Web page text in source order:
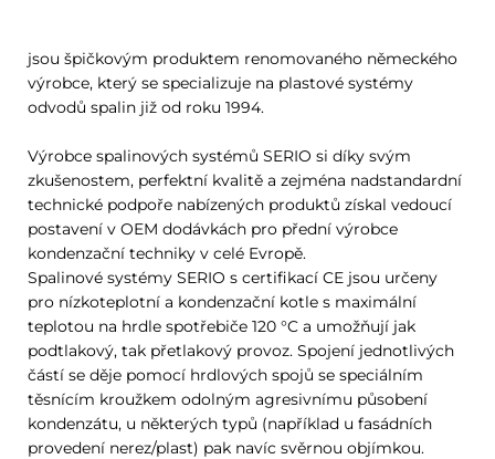
jsou špičkovým produktem renomovaného německého
výrobce, který se specializuje na plastové systémy
odvodů spalin již od roku 1994.
Výrobce spalinových systémů SERIO si díky svým
zkušenostem, perfektní kvalitě a zejména nadstandardní
technické podpoře nabízených produktů získal vedoucí
postavení v OEM dodávkách pro přední výrobce
kondenzační techniky v celé Evropě.
Spalinové systémy SERIO s certifikací CE jsou určeny
pro nízkoteplotní a kondenzační kotle s maximální
teplotou na hrdle spotřebiče 120 °C a umožňují jak
podtlakový, tak přetlakový provoz. Spojení jednotlivých
částí se děje pomocí hrdlových spojů se speciálním
těsnícím kroužkem odolným agresivnímu působení
kondenzátu, u některých typů (například u fasádních
provedení nerez/plast) pak navíc svěrnou objímkou.